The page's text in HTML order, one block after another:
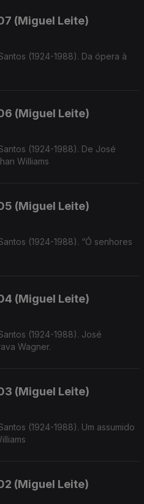
(Miguel Leite)
(1924-1988). Da ópera à
(Miguel Leite)
(1924-1988). De José
Williams
(Miguel Leite)
(1924-1988). “Ó senhores
(Miguel Leite)
(1924-1988). José
Wagner.
(Miguel Leite)
(1924-1988). Um assumido
(Miguel Leite)